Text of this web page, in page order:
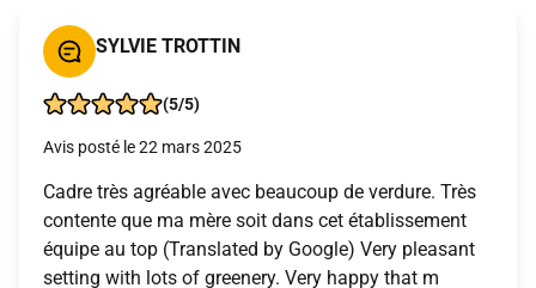
SYLVIE TROTTIN
(5/5)
Avis posté le 22 mars 2025
Cadre très agréable avec beaucoup de verdure. Très
contente que ma mère soit dans cet établissement
équipe au top (Translated by Google) Very pleasant
setting with lots of greenery. Very happy that m